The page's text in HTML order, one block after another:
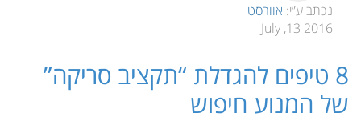
נכתב ע”י: אוורסט
2016 13, July
8 טיפים להגדלת “תקציב סריקה”
של המנוע חיפוש